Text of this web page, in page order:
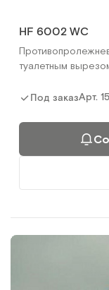
HF 6002 WC
туалетным
Под заказАрт.